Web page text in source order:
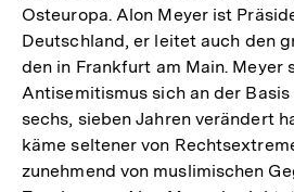
Osteuropa. Alon Meyer ist
Deutschland, er leitet auch den
den in Frankfurt am Main. Meyer
Antisemitismus sich an der
sechs, sieben Jahren verändert
käme seltener von
zunehmend von muslimischen